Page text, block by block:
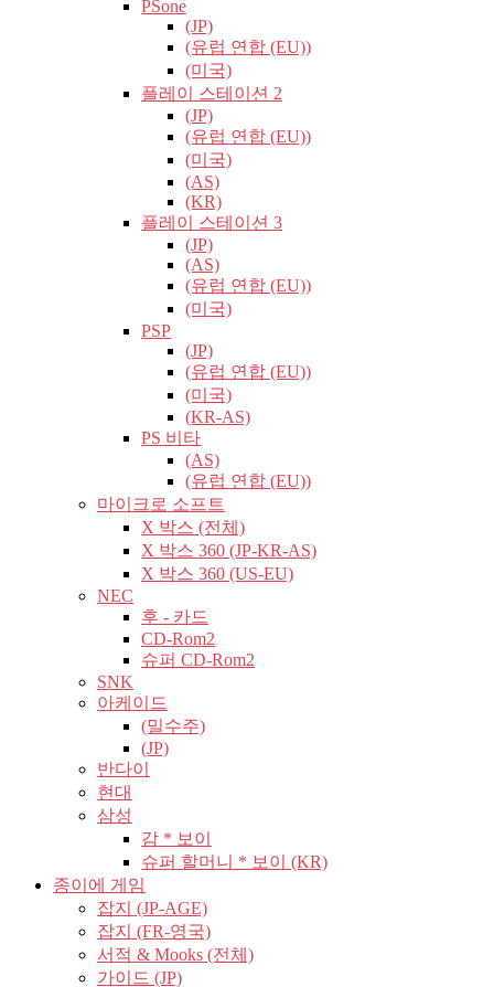
PSone
(JP)
(유럽​​ 연합 (EU))
(미국)
플레이 스테이션 2
(JP)
(유럽​​ 연합 (EU))
(미국)
(AS)
(KR)
플레이 스테이션 3
(JP)
(AS)
(유럽​​ 연합 (EU))
(미국)
PSP
(JP)
(유럽​​ 연합 (EU))
(미국)
(KR-AS)
PS 비타
(AS)
(유럽​​ 연합 (EU))
마이크로 소프트
X 박스 (전체)
X 박스 360 (JP-KR-AS)
X 박스 360 (US-EU)
NEC
후 - 카드
CD-Rom2
슈퍼 CD-Rom2
SNK
아케이드
(밀수주)
(JP)
반다이
현대
삼성
감 * 보이
슈퍼 할머니 * 보이 (KR)
종이에 게임
잡지 (JP-AGE)
잡지 (FR-영국)
서적 & Mooks (전체)
가이드 (JP)